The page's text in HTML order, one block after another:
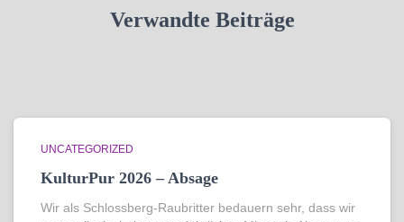
Verwandte Beiträge
UNCATEGORIZED
KulturPur 2026 – Absage
Wir als Schlossberg-Raubritter bedauern sehr, dass wir